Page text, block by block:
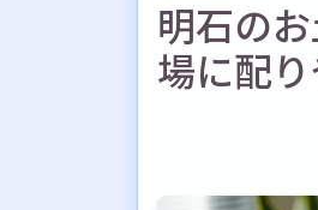
明石の
場に配